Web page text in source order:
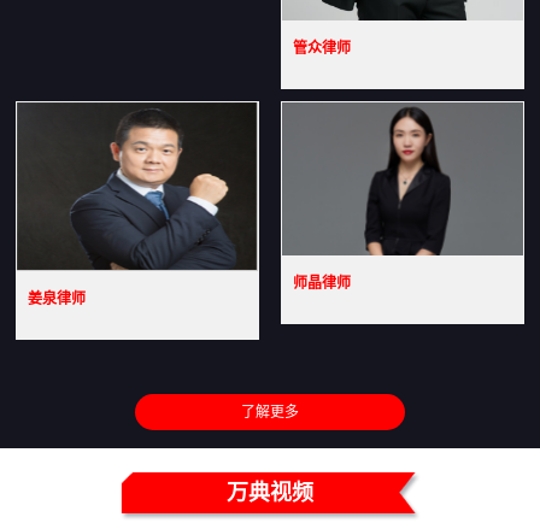
管众律师
姜泉律师
师晶律师
了解更多
万典视频